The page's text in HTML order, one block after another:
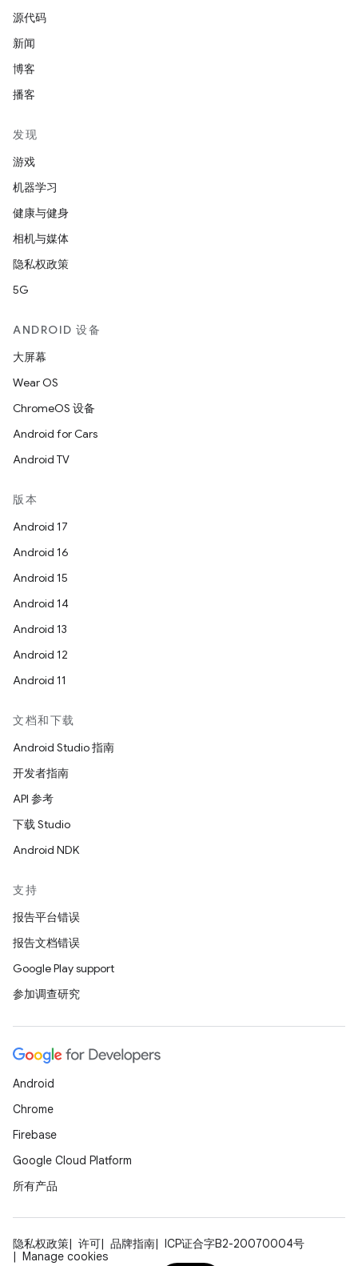
源代码
新闻
博客
播客
发现
游戏
机器学习
健康与健身
相机与媒体
隐私权政策
5G
ANDROID 设备
大屏幕
Wear OS
ChromeOS 设备
Android for Cars
Android TV
版本
Android 17
Android 16
Android 15
Android 14
Android 13
Android 12
Android 11
文档和下载
Android Studio 指南
开发者指南
API 参考
下载 Studio
Android NDK
支持
报告平台错误
报告文档错误
Google Play support
参加调查研究
Android
Chrome
Firebase
Google Cloud Platform
所有产品
隐私权政策 许可 品牌指南
ICP证合字B2-20070004号
Manage cookies